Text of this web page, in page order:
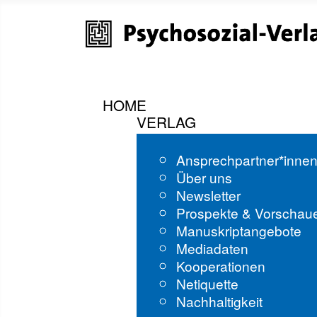
HOME
VERLAG
Über uns
Newsletter
Prospekte &
Manuskriptangebote
Mediadaten
Kooperationen
Netiquette
Nachhaltigkeit